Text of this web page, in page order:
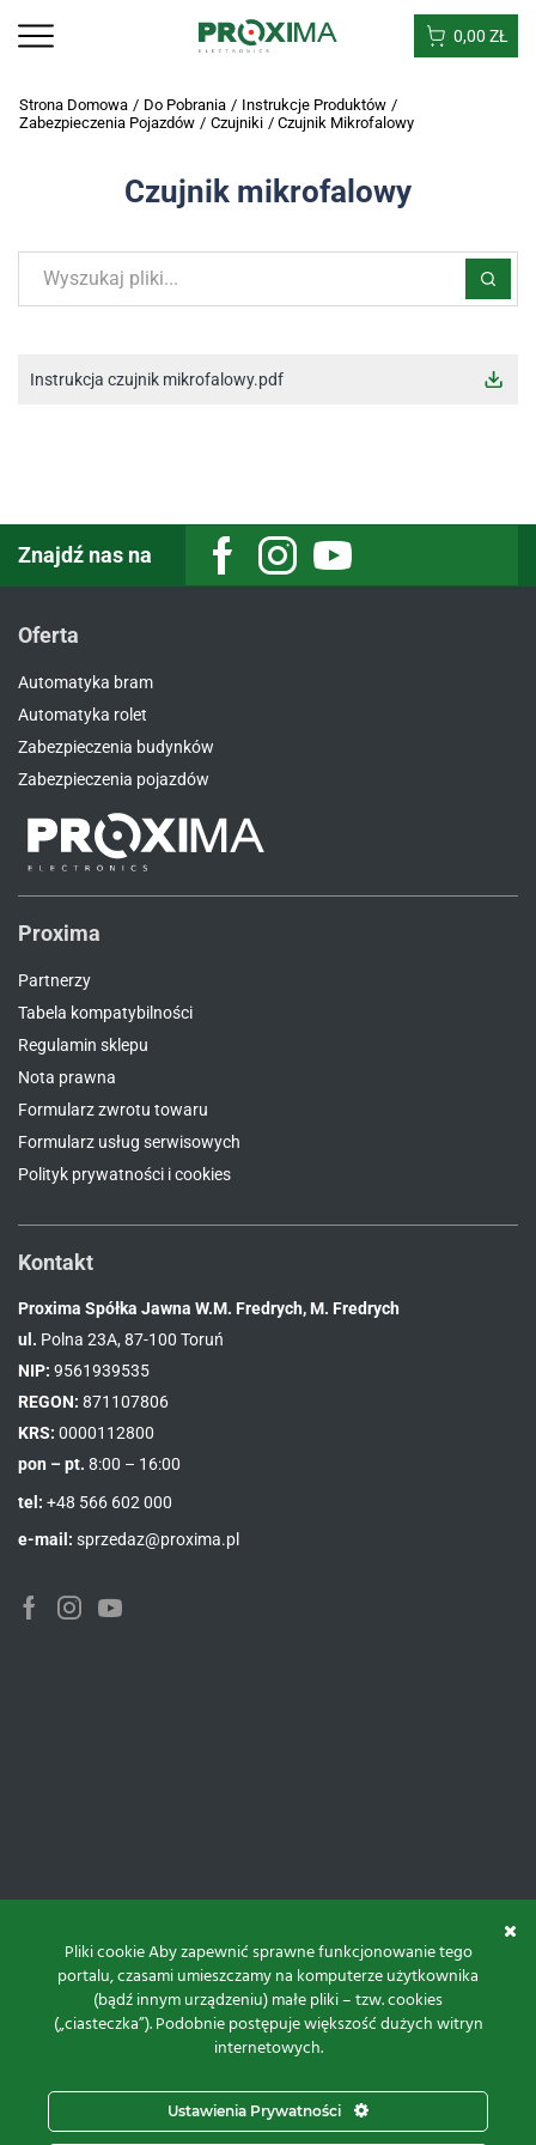
0,00 ZŁ
Strona Domowa / Do Pobrania / Instrukcje Produktów /
Zabezpieczenia Pojazdów / Czujniki / Czujnik Mikrofalowy
Czujnik mikrofalowy
Instrukcja czujnik mikrofalowy.pdf
Znajdź nas na FacebookInstagramYoutube
Oferta
Automatyka bram
Automatyka rolet
Zabezpieczenia budynków
Zabezpieczenia pojazdów
Proxima
Partnerzy
Tabela kompatybilności
Regulamin sklepu
Nota prawna
Formularz zwrotu towaru
Formularz usług serwisowych
Polityk prywatności i cookies
Kontakt
Proxima Spółka Jawna W.M. Fredrych, M. Fredrych
ul. Polna 23A, 87-100 Toruń
NIP: 9561939535
REGON: 871107806
KRS: 0000112800
pon – pt. 8:00 – 16:00
tel: +48 566 602 000
e-mail: sprzedaz@proxima.pl
FacebookInstagramYoutube
Projekt i realizacja:
Pliki cookie Aby zapewnić sprawne funkcjonowanie tego
portalu, czasami umieszczamy na komputerze użytkownika
(bądź innym urządzeniu) małe pliki – tzw. cookies
(„ciasteczka”). Podobnie postępuje większość dużych witryn
internetowych.
Ustawienia Prywatności